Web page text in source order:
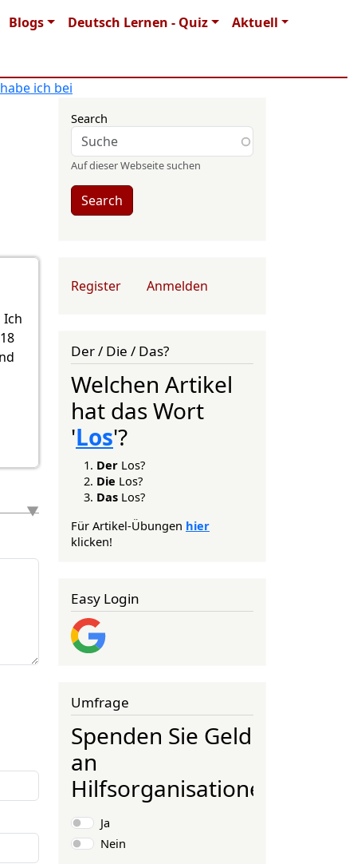
Blogs Deutsch Lernen - Quiz Aktuell
ich bei
Ich
Search
Auf dieser Webseite suchen
Search
User account menu
Register Anmelden
Der / Die / Das?
Welchen Artikel
hat das Wort
'Los'?
Der Los?
Die Los?
Das Los?
Für Artikel-Übungen hier
klicken!
Easy Login
Umfrage
Spenden Sie Geld
an
Hilfsorganisationen?
Auswahlmöglichkeiten
Ja
Nein